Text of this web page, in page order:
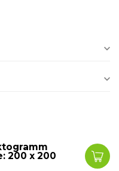
200 x 200